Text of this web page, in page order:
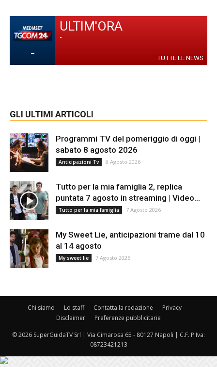
-
ULTIM'ORA
-
TUTTE LE NEWS
GLI ULTIMI ARTICOLI
Programmi TV del pomeriggio di oggi |
sabato 8 agosto 2026
Anticipazioni Tv 8 Agosto 2026
Tutto per la mia famiglia 2, replica
puntata 7 agosto in streaming | Video...
Tutto per la mia famiglia 7 Agosto 2026
My Sweet Lie, anticipazioni trame dal 10
al 14 agosto
My sweet lie 7 Agosto 2026
Chi siamo Lo staff Contatta la redazione
Privacy
Disclaimer
Preferenze pubblicitarie
© 2026 SuperGuidaTV Srl | Via Cimarosa 65 - 80127 Napoli | C.F. P.Iva:
08723421213